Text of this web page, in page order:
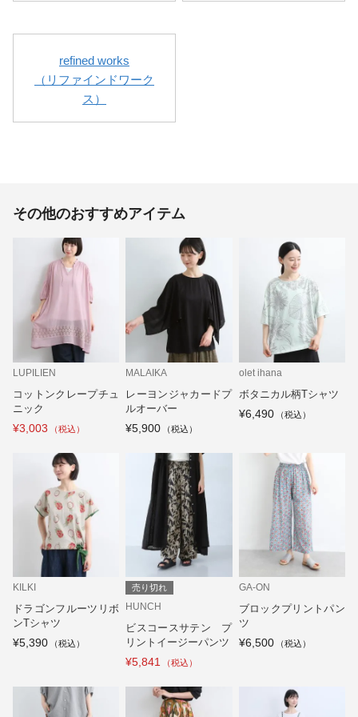
refined works
（リファインドワーク
ス）
その他のおすすめアイテム
LUPILIEN
コットンクレープチュ
ニック
¥3,003
MALAIKA
レーヨンジャカードプ
ルオーバー
¥5,900
olet ihana
ボタニカル柄Tシャツ
¥6,490
KILKI
ドラゴンフルーツリボ
ンTシャツ
¥5,390
売り切れ
HUNCH
ビスコースサテン プ
リントイージーパンツ
¥5,841
GA-ON
ブロックプリントパン
ツ
¥6,500